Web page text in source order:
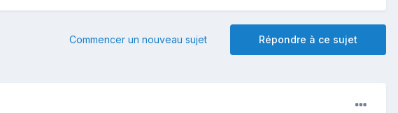
Répondre à ce sujet
Commencer un nouveau sujet